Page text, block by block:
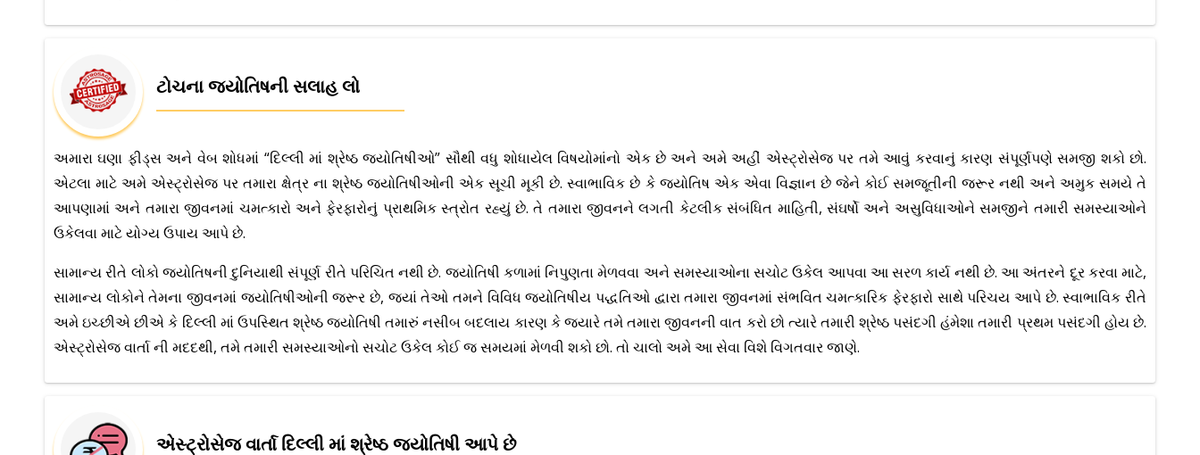
ટોચના જ્યોતિષની સલાહ લો
અમારા ઘણા ફીડ્સ અને વેબ શોધમાં “દિલ્લી માં શ્રેષ્ઠ જ્યોતિષીઓ” સૌથી વધુ શોધાયેલ વિષયોમાંનો એક છે અને અમે અહીં એસ્ટ્રોસેજ પર તમે આવું કરવાનું કારણ સંપૂર્ણપણે સમજી શકો છો.
એટલા માટે અમે એસ્ટ્રોસેજ પર તમારા ક્ષેત્ર ના શ્રેષ્ઠ જ્યોતિષીઓની એક સૂચી મૂકી છે. સ્વાભાવિક છે કે જ્યોતિષ એક એવા વિજ્ઞાન છે જેને કોઈ સમજૂતીની જરૂર નથી અને અમુક સમયે તે
આપણામાં અને તમારા જીવનમાં ચમત્કારો અને ફેરફારોનું પ્રાથમિક સ્ત્રોત રહ્યું છે. તે તમારા જીવનને લગતી કેટલીક સંબંધિત માહિતી, સંઘર્ષો અને અસુવિધાઓને સમજીને તમારી સમસ્યાઓને
ઉકેલવા માટે યોગ્ય ઉપાય આપે છે.
સામાન્ય રીતે લોકો જ્યોતિષની દુનિયાથી સંપૂર્ણ રીતે પરિચિત નથી છે. જ્યોતિષી કળામાં નિપુણતા મેળવવા અને સમસ્યાઓના સચોટ ઉકેલ આપવા આ સરળ કાર્ય નથી છે. આ અંતરને દૂર કરવા માટે,
સામાન્ય લોકોને તેમના જીવનમાં જ્યોતિષીઓની જરૂર છે, જ્યાં તેઓ તમને વિવિધ જ્યોતિષીય પદ્ધતિઓ દ્વારા તમારા જીવનમાં સંભવિત ચમત્કારિક ફેરફારો સાથે પરિચય આપે છે. સ્વાભાવિક રીતે
અમે ઇચ્છીએ છીએ કે દિલ્લી માં ઉપસ્થિત શ્રેષ્ઠ જ્યોતિષી તમારું નસીબ બદલાય કારણ કે જ્યારે તમે તમારા જીવનની વાત કરો છો ત્યારે તમારી શ્રેષ્ઠ પસંદગી હંમેશા તમારી પ્રથમ પસંદગી હોય છે.
એસ્ટ્રોસેજ વાર્તા ની મદદથી, તમે તમારી સમસ્યાઓનો સચોટ ઉકેલ કોઈ જ સમયમાં મેળવી શકો છો. તો ચાલો અમે આ સેવા વિશે વિગતવાર જાણે.
એસ્ટ્રોસેજ વાર્તા દિલ્લી માં શ્રેષ્ઠ જ્યોતિષી આપે છે